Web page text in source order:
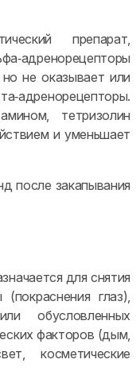
препарат,
не оказывает или
тетризолин
и уменьшает
после закапывания
для снятия
глаз),
обусловленных
факторов (дым,
косметические